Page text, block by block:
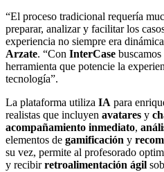
“El proceso tradicional requería
preparar, analizar y facilitar los
experiencia no siempre era
Arzate. “Con InterCase
herramienta que potencie la
tecnología”.
La plataforma utiliza IA para
realistas que incluyen avatares y
acompañamiento inmediato,
elementos de gamificación y
su vez, permite al profesorado
y recibirretroalimentación ágil